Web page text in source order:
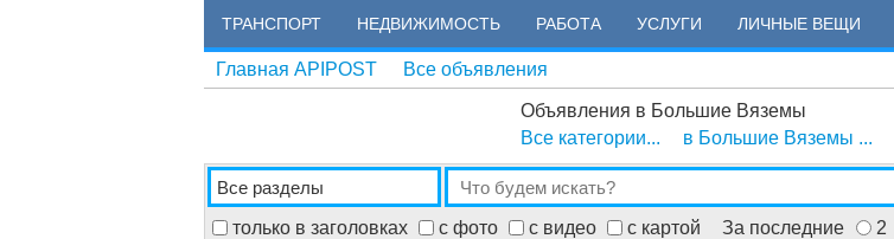
ТРАНСПОРТ НЕДВИЖИМОСТЬ РАБОТА УСЛУГИ ЛИЧНЫЕ ВЕЩИ
Главная APIPOST Все объявления
Объявления в Большие Вяземы
Все категории...
в Большие Вяземы ...
только в заголовках с фото с видео с картой За последние 2